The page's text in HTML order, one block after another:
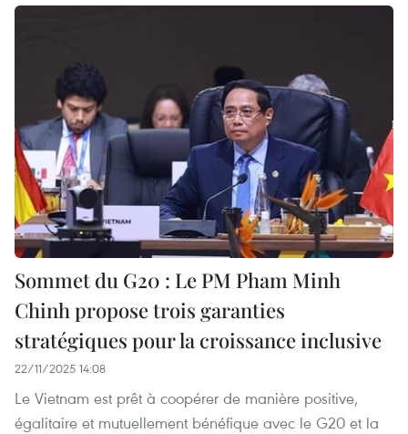
Sommet du G20 : Le PM Pham Minh
Chinh propose trois garanties
stratégiques pour la croissance inclusive
22/11/2025 14:08
Le Vietnam est prêt à coopérer de manière positive,
égalitaire et mutuellement bénéfique avec le G20 et la